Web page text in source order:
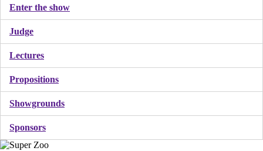
Enter the show
Judge
Lectures
Propositions
Showgrounds
Sponsors